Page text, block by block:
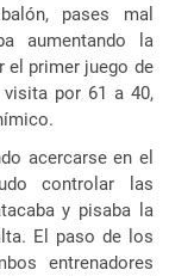
pases mal
aumentando la
el primer juego de
por 61 a 40,
acercarse en el
controlar las
y pisaba la
El paso de los
entrenadores